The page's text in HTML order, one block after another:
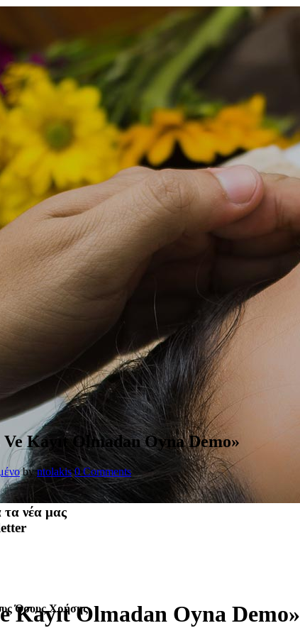
Kayıt Olmadan Oyna Demo»
Kayıt Olmadan Oyna Demo»
byntolakis 0 Comments
τα νέα μας
Όρους Χρήσης